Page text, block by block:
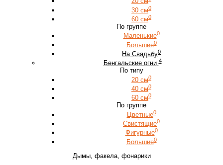
30 см0
60 см0
По группе
Маленькие0
Большие0
На Свадьбу0
Бенгальские огни 4
По типу
20 см0
40 см0
60 см0
По группе
Цветные0
Свистящие0
Фигурные0
Большие0
Дымы, факела, фонарики